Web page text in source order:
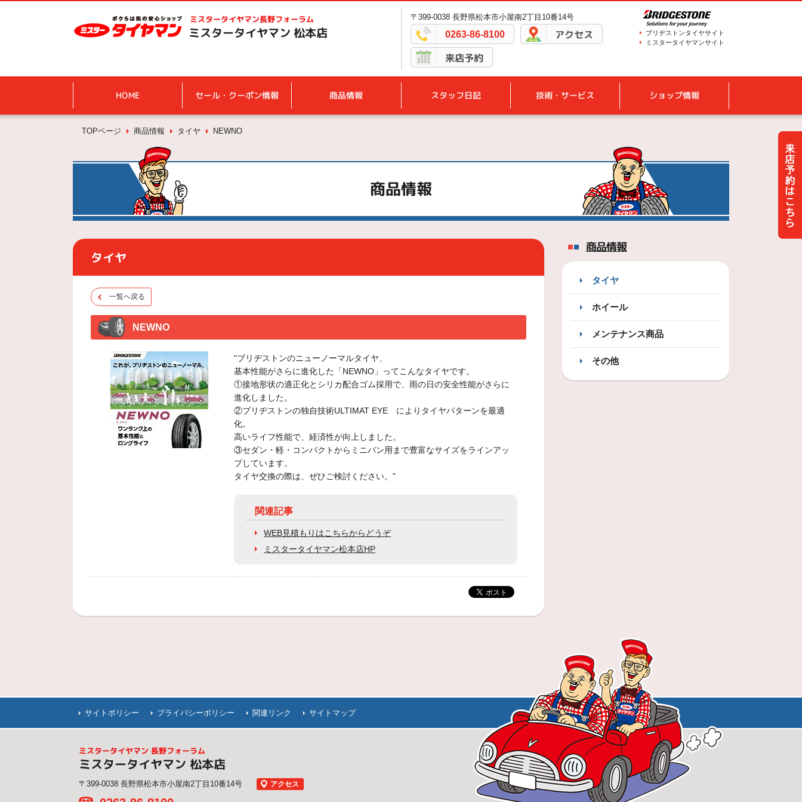
ミスタータイヤマン長野フォーラム
ミスタータイヤマン 松本店
〒399-0038 長野県松本市小屋南2丁目10番14号
0263-86-8100 アクセス
来店予約
ブリヂストンタイヤサイト
ミスタータイヤマンサイト
HOME セール・クーポン情報 商品情報 スタッフ日記 技術・サービス ショップ情報
TOPページ 商品情報 タイヤ NEWNO
商品情報
タイヤ
一覧へ戻る
NEWNO
"ブリヂストンのニューノーマルタイヤ、
基本性能がさらに進化した「NEWNO」ってこんなタイヤです。
①接地形状の適正化とシリカ配合ゴム採用で、雨の日の安全性能がさらに
進化しました。
②ブリヂストンの独自技術ULTIMAT EYE によりタイヤパターンを最適
化。
高いライフ性能で、経済性が向上しました。
③セダン・軽・コンパクトからミニバン用まで豊富なサイズをラインアッ
プしています。
タイヤ交換の際は、ぜひご検討ください。"
関連記事
WEB見積もりはこちらからどうぞ
ミスタータイヤマン松本店HP
商品情報
タイヤ
ホイール
メンテナンス商品
その他
サイトポリシー プライバシーポリシー 関連リンク サイトマップ
ミスタータイヤマン 長野フォーラム
ミスタータイヤマン 松本店
〒399-0038 長野県松本市小屋南2丁目10番14号 アクセス